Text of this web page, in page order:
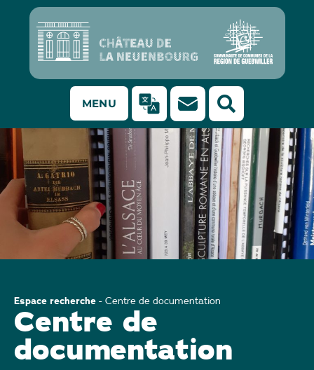
MENU
Espace recherche - Centre de documentation
Centre de
documentation